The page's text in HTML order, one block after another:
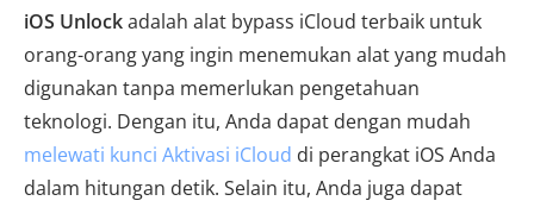
iOS Unlockadalah alat bypass iCloud terbaik untuk
orang-orang yang ingin menemukan alat yang mudah
digunakan tanpa memerlukan pengetahuan
teknologi. Dengan itu, Anda dapat dengan mudah
melewati kunci Aktivasi iCloud di perangkat iOS Anda
dalam hitungan detik. Selain itu, Anda juga dapat